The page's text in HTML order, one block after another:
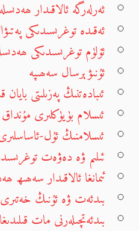
ئەرلەرگە ئالاقىدار
ئەقىدە توغرىسىدىكى
ئۆلۈم توغرىسىدىكى
ئۇنىۋېرسال سەھىپە
ئىبادەتنىڭ پەزىلىتى
ئىسلام بۈيۈكلىرى
ئىسلامنىڭ ئۇل-
ئىلىم ۋە دەۋەت
ئىمانغا ئالاقىدار سەھىھ
بىدئەت ۋە ئۇنىڭ
بىدئەتچىلەرنى مات